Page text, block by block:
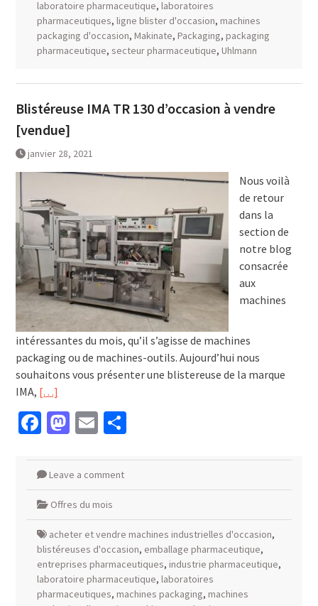
laboratoire pharmaceutique, laboratoires
pharmaceutiques, ligne blister d'occasion, machines
packaging d'occasion, Makinate, Packaging, packaging
pharmaceutique, secteur pharmaceutique, Uhlmann
Blistéreuse IMA TR 130 d’occasion à vendre
[vendue]
janvier 28, 2021
Nous voilà
de retour
dans la
section de
notre blog
consacrée
aux
machines
intéressantes du mois, qu’il s’agisse de machines
packaging ou de machines-outils. Aujourd’hui nous
souhaitons vous présenter une blistereuse de la marque
IMA, […]
Facebook
Mastodon
EmailPartager
Leave a comment
Offres du mois
acheter et vendre machines industrielles d'occasion,
blistéreuses d'occasion, emballage pharmaceutique,
entreprises pharmaceutiques, industrie pharmaceutique,
laboratoire pharmaceutique, laboratoires
pharmaceutiques, machines packaging, machines